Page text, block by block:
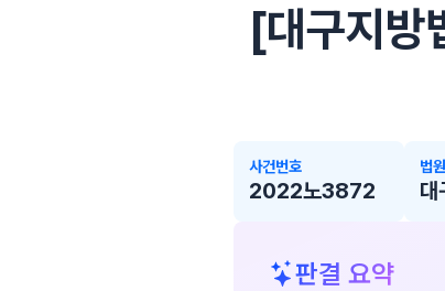
[대구지
사건번호
2022노3872
법원
대
판결 요약